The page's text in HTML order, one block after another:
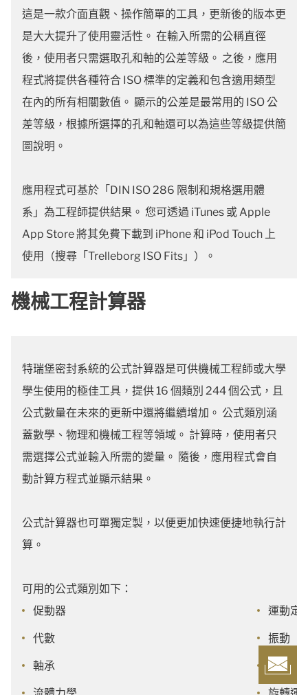
這是一款介面直觀、操作簡單的工具，更新後的版本更
是大大提升了使用靈活性。 在輸入所需的公稱直徑
後，使用者只需選取孔和軸的公差等級。 之後，應用
程式將提供各種符合 ISO 標準的定義和包含適用類型
在內的所有相關數值。 顯示的公差是最常用的 ISO 公
差等級，根據所選擇的孔和軸還可以為這些等級提供簡
圖說明。
應用程式可基於「DIN ISO 286 限制和規格選用體
系」為工程師提供結果。 您可透過 iTunes 或 Apple
App Store 將其免費下載到 iPhone 和 iPod Touch 上
使用（搜尋「Trelleborg ISO Fits」）。
機械工程計算器
特瑞堡密封系統的公式計算器是可供機械工程師或大學
學生使用的極佳工具，提供 16 個類別 244 個公式，且
公式數量在未來的更新中還將繼續增加。 公式類別涵
蓋數學、物理和機械工程等領域。 計算時，使用者只
需選擇公式並輸入所需的變量。 隨後，應用程式會自
動計算方程式並顯示結果。
公式計算器也可單獨定製，以便更加快速便捷地執行計
算。
可用的公式類別如下：
促動器
代數
軸承
運動定
振動
固體和